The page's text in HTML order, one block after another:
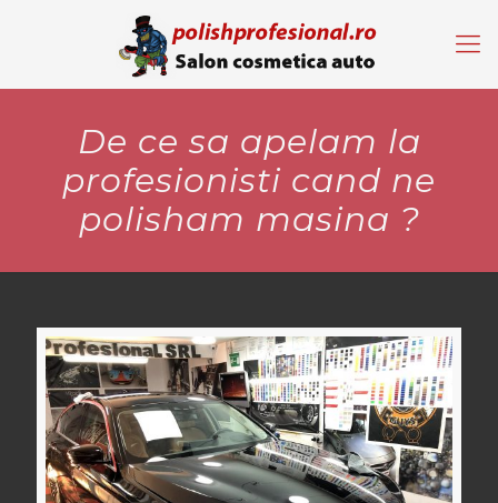
De ce sa apelam la
profesionisti cand ne
polisham masina ?